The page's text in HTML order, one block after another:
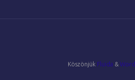
Köszönjük Fluida &